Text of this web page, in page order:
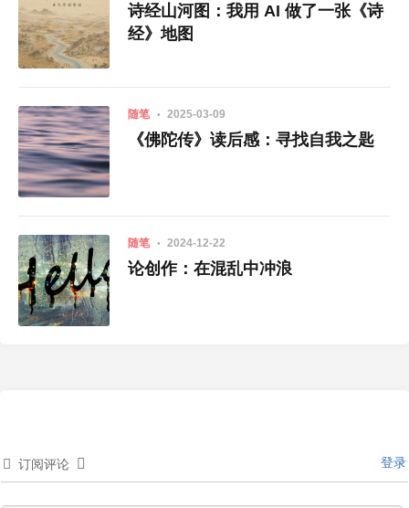
诗经山河图：我用 AI 做了一张《诗
经》地图
随笔 2025-03-09
《佛陀传》读后感：寻找自我之匙
随笔 2024-12-22
论创作：在混乱中冲浪
订阅评论 登录